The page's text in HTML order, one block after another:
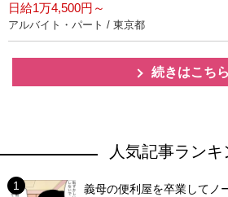
日給1万4,500円～
アルバイト・パート / 東京都
続きはこちら
人気記事ランキ
義母の便利屋を卒業してノ